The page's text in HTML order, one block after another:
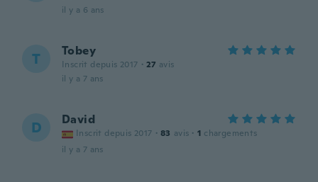
il y a 6 ans
T Tobey
Inscrit depuis 2017 · 27 avis
il y a 7 ans
D David
Inscrit depuis 2017 · 83 avis · 1 chargements
il y a 7 ans